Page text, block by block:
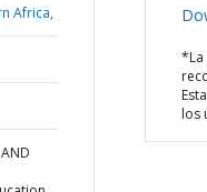
Africa,
*La
los